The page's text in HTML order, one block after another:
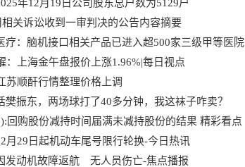
年12月19日公司股东总户数为5129户
相关诉讼收到一审判决的公告内容摘要
疗：脑机接口相关产品已进入超500家三级甲等医院
：上海金午盘报价上涨1.96%|每日视点
苏顺酐行情整理价格上调
樊振东，两场球打了40多分钟，我这袜子咋卖？
回购股份减持时间届满未减持股份的结果 精彩看点
月29日起机动车尾号限行轮换-今日热讯
发动机故障返航 无人员伤亡-焦点播报